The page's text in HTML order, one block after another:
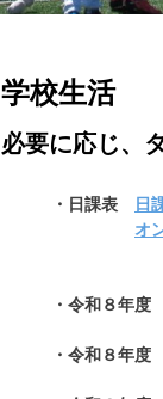
学校生活
必要に応じ、
・日課表 日
オ
・令和８年度
・令和８年度 ワ